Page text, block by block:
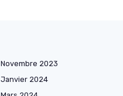
Novembre 2023
Janvier 2024